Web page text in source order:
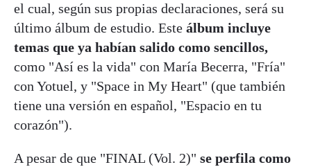
el cual, según sus propias declaraciones, será su
último álbum de estudio. Este álbum incluye
temas que ya habían salido como sencillos,
como "Así es la vida" con María Becerra, "Fría"
con Yotuel, y "Space in My Heart" (que también
tiene una versión en español, "Espacio en tu
corazón").
A pesar de que "FINAL (Vol. 2)" se perfila como